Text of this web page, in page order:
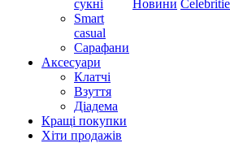
сукні
Smart
casual
Сарафани
Аксесуари
Клатчі
Взуття
Діадема
Кращі покупки
Хіти продажів
Новини